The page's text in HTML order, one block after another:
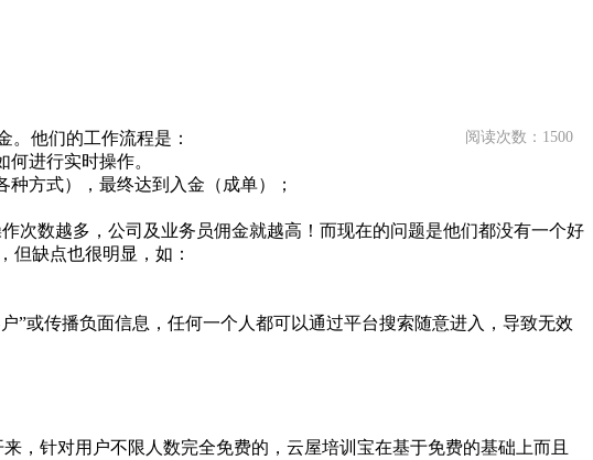
阅读次数：1500
。他们的工作流程是：
进行实时操作。
方式），最终达到入金（成单）；
次数越多，公司及业务员佣金就越高！而现在的问题是他们都没有一个好
但缺点也很明显，如：
”或传播负面信息，任何一个人都可以通过平台搜索随意进入，导致无效
，针对用户不限人数完全免费的，云屋培训宝在基于免费的基础上而且